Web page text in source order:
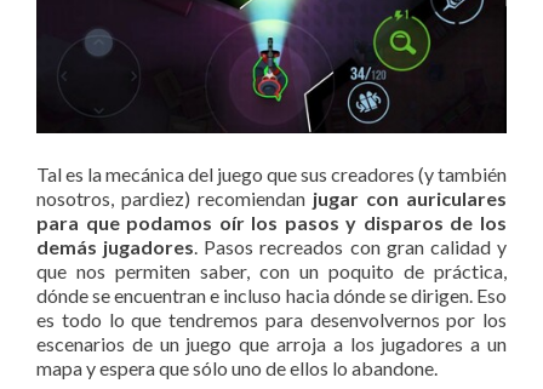
Tal es la mecánica del juego que sus creadores (y también
nosotros, pardiez) recomiendan jugar con auriculares
para que podamos oír los pasos y disparos de los
demás jugadores. Pasos recreados con gran calidad y
que nos permiten saber, con un poquito de práctica,
dónde se encuentran e incluso hacia dónde se dirigen. Eso
es todo lo que tendremos para desenvolvernos por los
escenarios de un juego que arroja a los jugadores a un
mapa y espera que sólo uno de ellos lo abandone.